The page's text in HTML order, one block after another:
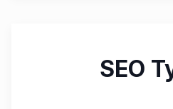
SEO